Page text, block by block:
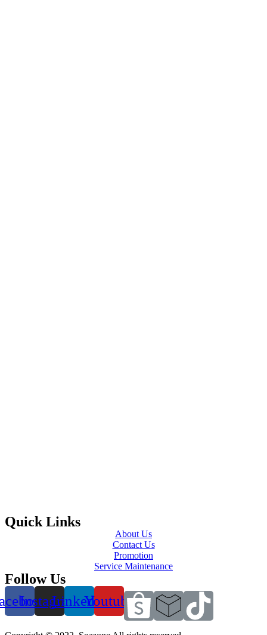
Quick Links
About Us
Contact Us
Promotion
Service Maintenance
Follow Us
InstagramLinkedinYoutube